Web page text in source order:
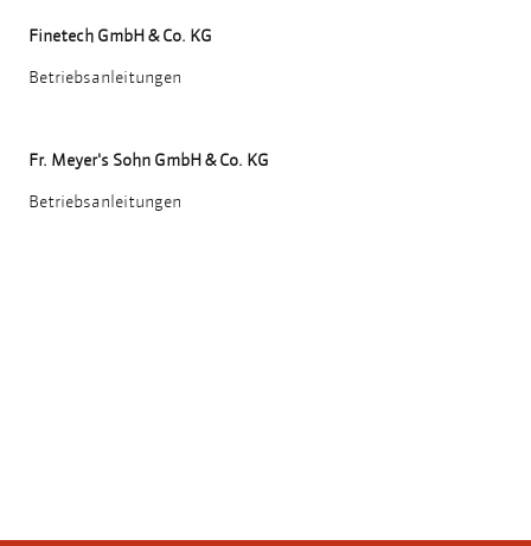
Finetech GmbH & Co. KG
Betriebsanleitungen
Fr. Meyer's Sohn GmbH & Co. KG
Betriebsanleitungen